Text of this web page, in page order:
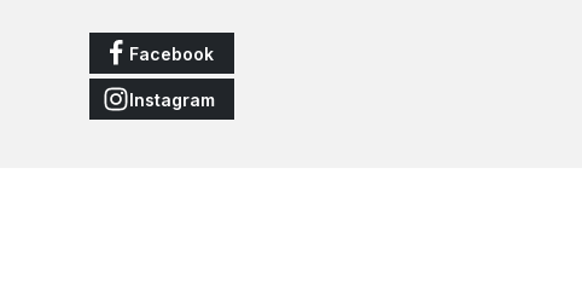
Facebook
Instagram